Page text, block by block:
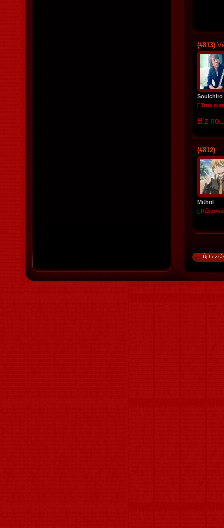
(#813)
Souichiro
[ True
B'z
(#812)
Mithril
[